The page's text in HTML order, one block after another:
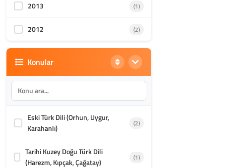
2013 (1)
2012 (2)
Konular
Eski Türk Dili (Orhun, Uygur,
Karahanlı)
(2)
Tarihi Kuzey Doğu Türk Dili
(Harezm, Kıpçak, Çağatay)
(1)